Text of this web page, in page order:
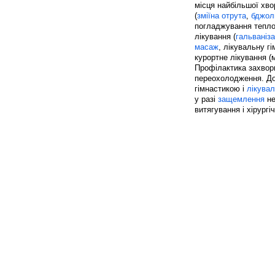
місця найбільшої
(зміїна отрута,
погладжування
лікування (
масаж, лікувальну
курортне лікування
Профілактика
переохолодження.
гімнастикою і
у разі защемлення
витягування і